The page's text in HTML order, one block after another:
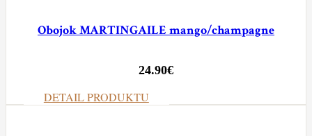
Obojok MARTINGAILE mango/champagne
24.90€
DETAIL PRODUKTU